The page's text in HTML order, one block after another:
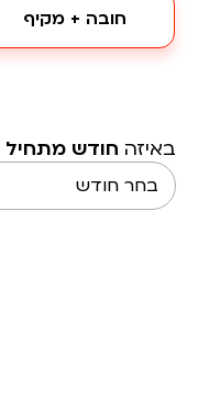
חובה + מקיף
באיזה חודש מתחיל